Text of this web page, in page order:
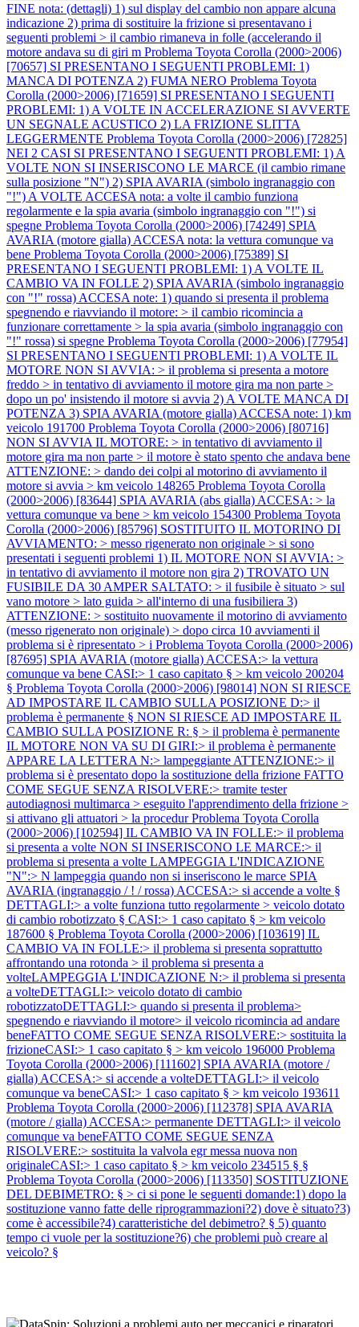
FINE nota: (dettagli) 1) sul display del cambio non appare alcuna
indicazione 2) prima di sostituire la frizione si presentavano i
seguenti problemi > il cambio rimaneva in folle (accelerando il
motore andava su di giri m Problema Toyota Corolla (2000>2006)
[70657] SI PRESENTANO I SEGUENTI PROBLEMI: 1)
MANCA DI POTENZA 2) FUMA NERO Problema Toyota
Corolla (2000>2006) [71659] SI PRESENTANO I SEGUENTI
PROBLEMI: 1) A VOLTE IN ACCELERAZIONE SI AVVERTE
UN SEGNALE ACUSTICO 2) LA FRIZIONE SLITTA
LEGGERMENTE Problema Toyota Corolla (2000>2006) [72825]
NEI 2 CASI SI PRESENTANO I SEGUENTI PROBLEMI: 1) A
VOLTE NON SI INSERISCONO LE MARCE (il cambio rimane
sulla posizione "N") 2) SPIA AVARIA (simbolo ingranaggio con
"!") A VOLTE ACCESA nota: a volte il cambio funziona
regolarmente e la spia avaria (simbolo ingranaggio con "!") si
spegne Problema Toyota Corolla (2000>2006) [74249] SPIA
AVARIA (motore gialla) ACCESA nota: la vettura comunque va
bene Problema Toyota Corolla (2000>2006) [75389] SI
PRESENTANO I SEGUENTI PROBLEMI: 1) A VOLTE IL
CAMBIO VA IN FOLLE 2) SPIA AVARIA (simbolo ingranaggio
con "!" rossa) ACCESA note: 1) quando si presenta il problema
spegnendo e riavviando il motore: > il cambio ricomincia a
funzionare correttamente > la spia avaria (simbolo ingranaggio con
"!" rossa) si spegne Problema Toyota Corolla (2000>2006) [77954]
SI PRESENTANO I SEGUENTI PROBLEMI: 1) A VOLTE IL
MOTORE NON SI AVVIA: > il problema si presenta a motore
freddo > in tentativo di avviamento il motore gira ma non parte >
dopo un po' insistendo il motore si avvia 2) A VOLTE MANCA DI
POTENZA 3) SPIA AVARIA (motore gialla) ACCESA note: 1) km
veicolo 191700 Problema Toyota Corolla (2000>2006) [80716]
NON SI AVVIA IL MOTORE: > in tentativo di avviamento il
motore gira ma non parte > il motore è stato spento che andava bene
ATTENZIONE: > dando dei colpi al motorino di avviamento il
motore si avvia > km veicolo 148265 Problema Toyota Corolla
(2000>2006) [83644] SPIA AVARIA (abs gialla) ACCESA: > la
vettura comunque va bene > km veicolo 154300 Problema Toyota
Corolla (2000>2006) [85796] SOSTITUITO IL MOTORINO DI
AVVIAMENTO: > messo rigenerato non originale > si sono
presentati i seguenti problemi 1) IL MOTORE NON SI AVVIA: >
in tentativo di avviamento il motore non gira 2) TROVATO UN
FUSIBILE DA 30 AMPER SALTATO: > il fusibile è situato > sul
vano motore > lato guida > all'interno di una fusibiliera 3)
ATTENZIONE: > sostituito nuovamente il motorino di avviamento
(messo rigenerato non originale) > dopo circa 10 avviamenti il
problema si è ripresentato > i Problema Toyota Corolla (2000>2006)
[87695] SPIA AVARIA (motore gialla) ACCESA:> la vettura
comunque va bene CASI:> 1 caso capitato § > km veicolo 200204
§ Problema Toyota Corolla (2000>2006) [98014] NON SI RIESCE
AD IMPOSTARE IL CAMBIO SULLA POSIZIONE D:> il
problema è permanente § NON SI RIESCE AD IMPOSTARE IL
CAMBIO SULLA POSIZIONE R: § > il problema è permanente
IL MOTORE NON VA SU DI GIRI:> il problema è permanente
APPARE LA LETTERA N:> lampeggiante ATTENZIONE:> il
problema si è presentato dopo la sostituzione della frizione FATTO
COME SEGUE SENZA RISOLVERE:> tramite tester
autodiagnosi multimarca > eseguito l'apprendimento della frizione >
si attivano gli attuatori > la procedurProblema Toyota Corolla
(2000>2006) [102594] IL CAMBIO VA IN FOLLE:> il problema
si presenta a volte NON SI INSERISCONO LE MARCE:> il
problema si presenta a volte LAMPEGGIA L'INDICAZIONE
"N":> N lampeggia quando non si inseriscono le marce SPIA
AVARIA (ingranaggio / ! / rossa) ACCESA:> si accende a volte §
DETTAGLI:> a volte funziona tutto regolarmente > veicolo dotato
di cambio robotizzato § CASI:> 1 caso capitato § > km veicolo
187600 § Problema Toyota Corolla (2000>2006) [103619] IL
CAMBIO VA IN FOLLE:> il problema si presenta soprattutto
affrontando una rotonda > il problema si presenta a
volteLAMPEGGIA L'INDICAZIONE N:> il problema si presenta
a volteDETTAGLI:> veicolo dotato di cambio
robotizzatoDETTAGLI:> quando si presenta il problema>
spegnendo e riavviando il motore> il veicolo ricomincia ad andare
beneFATTO COME SEGUE SENZA RISOLVERE:> sostituita la
frizioneCASI:> 1 caso capitato § > km veicolo 196000 Problema
Toyota Corolla (2000>2006) [111602] SPIA AVARIA (motore /
gialla) ACCESA:> si accende a volteDETTAGLI:> il veicolo
comunque va beneCASI:> 1 caso capitato § > km veicolo 193611
Problema Toyota Corolla (2000>2006) [112378] SPIA AVARIA
(motore / gialla) ACCESA:> permanente DETTAGLI:> il veicolo
comunque va beneFATTO COME SEGUE SENZA
RISOLVERE:> sostituita la valvola egr messa nuova non
originaleCASI:> 1 caso capitato § > km veicolo 234515 § §
Problema Toyota Corolla (2000>2006) [113350] SOSTITUZIONE
DEL DEBIMETRO: § > ci si pone le seguenti domande:1) dopo la
sostituzione vanno fatte delle riprogrammazioni?2) dove è situato?3)
come è accessibile?4) caratteristiche del debimetro? § 5) quanto
tempo ci vuole per la sostituzione?6) che problemi può creare al
veicolo? §